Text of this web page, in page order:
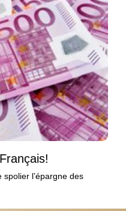
spolier l’épargne des